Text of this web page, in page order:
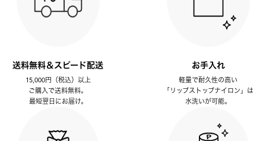
送料無料＆スピード配送
15,000円（税込）以上
ご購入で送料無料。
最短翌日にお届け。
お手入れ
軽量で耐久性の高い
「リップストップナイロン」は
水洗いが可能。